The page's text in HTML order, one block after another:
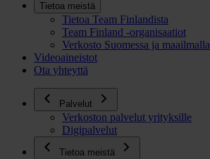
Tietoa meistä
Tietoa Team Finlandista
Team Finland -organisaatiot
Verkosto Suomessa ja maailmalla
Videoaineistot
Ota yhteyttä
Palvelut
Verkoston palvelut yrityksille
Digipalvelut
Tietoa meistä